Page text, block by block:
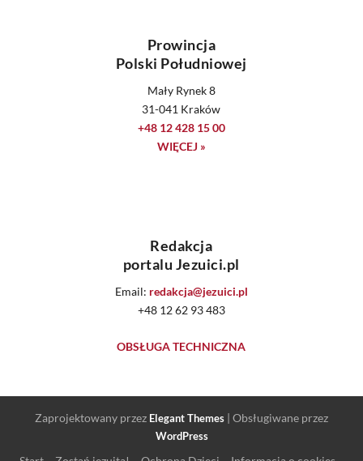
Prowincja
Polski Południowej
Mały Rynek 8
31-041 Kraków
+48 12 428 15 00
WIĘCEJ »
Redakcja
portalu Jezuici.pl
Email: redakcja@jezuici.pl
+48 12 62 93 483
OBSŁUGA TECHNICZNA
Zaprojektowany przez Elegant Themes | Obsługiwane przez
WordPress